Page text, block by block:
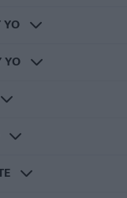
YO
YO